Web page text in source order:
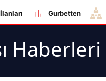
Gurbetten
Haberleri